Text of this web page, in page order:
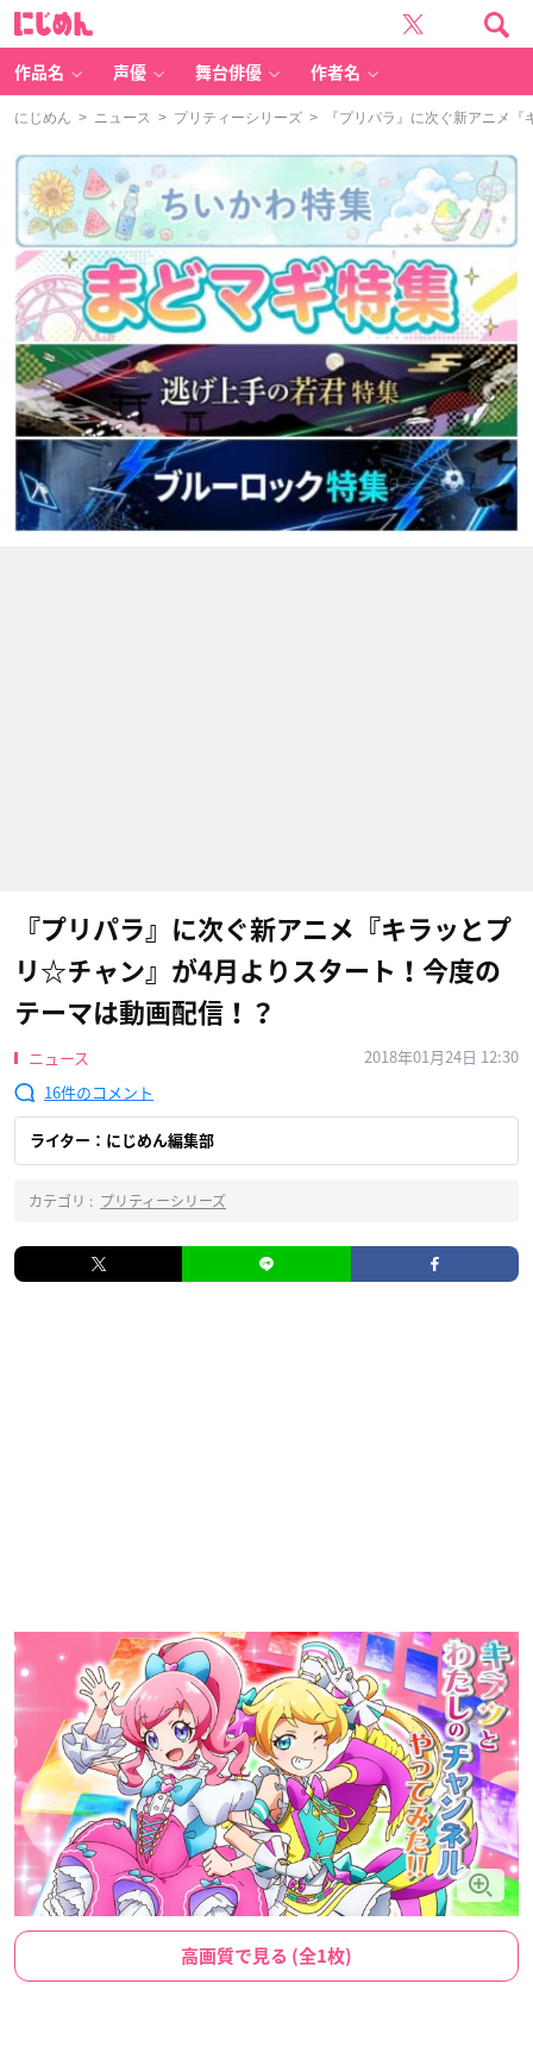
作品名 声優 舞台俳優 作者名
にじめん > ニュース > プリティーシリーズ > 『プリパラ』に次ぐ新アニメ『
『プリパラ』に次ぐ新アニメ『キラッとプ
リ☆チャン』が4月よりスタート！今度の
テーマは動画配信！？
ニュース
2018年01月24日 12:30
16
ライター：にじめん編集部
カテゴリ : プリティーシリーズ
高画質で見る (全1枚)